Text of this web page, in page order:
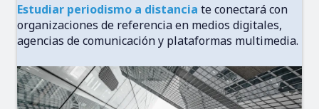
Estudiar periodismo a distancia te conectará con
organizaciones de referencia en medios digitales,
agencias de comunicación y plataformas multimedia.